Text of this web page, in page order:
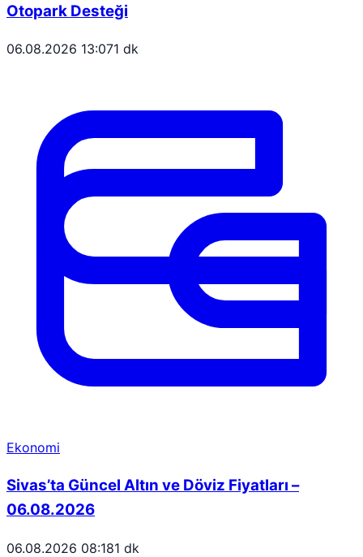
Otopark Desteği
06.08.2026 13:071 dk
Ekonomi
Sivas’ta Güncel Altın ve Döviz Fiyatları –
06.08.2026
06.08.2026 08:181 dk